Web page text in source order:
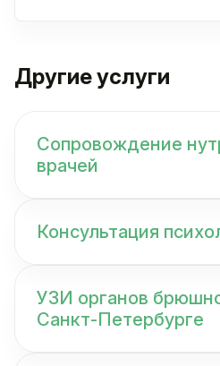
Другие услуги
Сопровождение
врачей
Консультация
УЗИ органов
Санкт-Петербурге